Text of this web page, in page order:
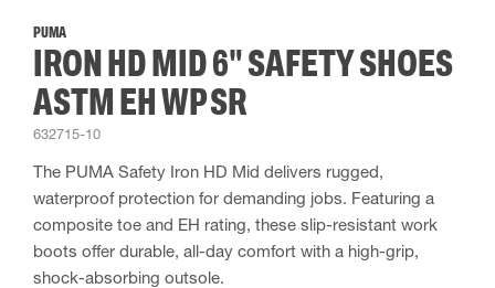
PUMA
IRON HD MID 6" SAFETY SHOES
ASTM EH WP SR
632715-10
The PUMA Safety Iron HD Mid delivers rugged,
waterproof protection for demanding jobs. Featuring a
composite toe and EH rating, these slip-resistant work
boots offer durable, all-day comfort with a high-grip,
shock-absorbing outsole.